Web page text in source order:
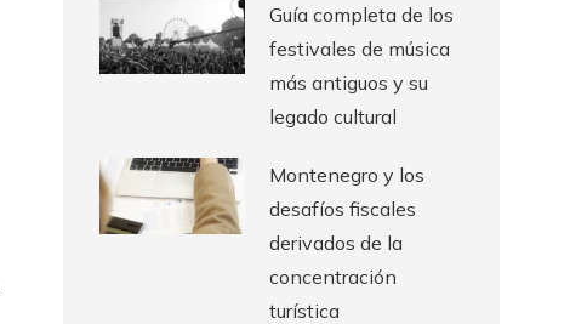
Guía completa de los
festivales de música
más antiguos y su
legado cultural
Montenegro y los
desafíos fiscales
derivados de la
concentración
turística